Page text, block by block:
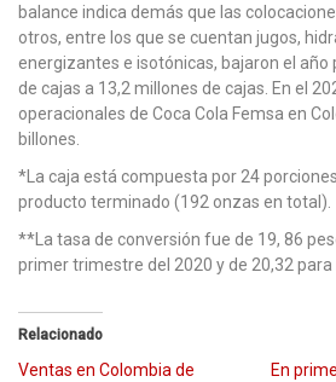
balance indica demás que las
otros, entre los que se cuentan jugos,
energizantes e isotónicas, bajaron el año
de cajas a 13,2 millones de cajas. En el
operacionales de Coca Cola Femsa en
billones.
*La caja está compuesta por 24
producto terminado (192 onzas en total).
**La tasa de conversión fue de 19, 86
primer trimestre del 2020 y de 20,32 para
Relacionado
Ventas en Colombia de En